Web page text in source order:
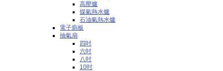
高壓爐
煤氣熱水爐
石油氣熱水爐
電子廁板
抽氣扇
四吋
六吋
八吋
10吋